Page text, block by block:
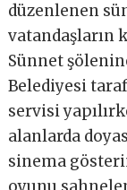
düzenlenen
vatandaşların
Sünnet
Belediyesi
servisi
alanlarda
sinema